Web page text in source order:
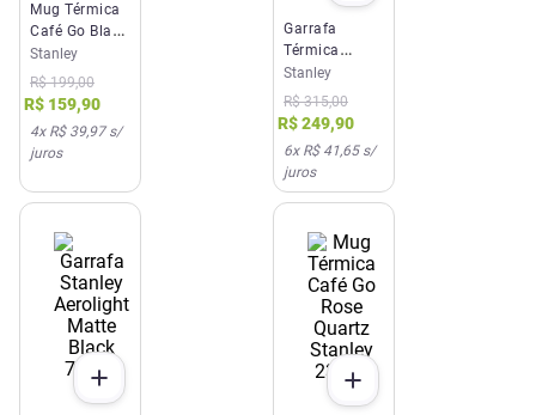
Mug Térmica
Café Go Black
Stanley
236ml
Stanley
R$ 199,00
R$ 159,90
4x R$ 39,97s/
juros
Garrafa
Térmica
Classic Matte
Preta 950ml
Stanley
R$ 315,00
R$249,90
6x R$ 41,65s/
juros